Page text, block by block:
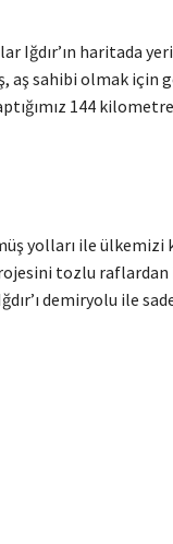
Iğdır’ın haritada
aş sahibi olmak için
144
yolları ile ülkemizi
tozlu
demiryolu ile